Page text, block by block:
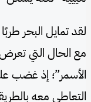
لقد تمايل البحر
مع الحال التي
الأسمر”؛ إذ غضب
التعاطي معه